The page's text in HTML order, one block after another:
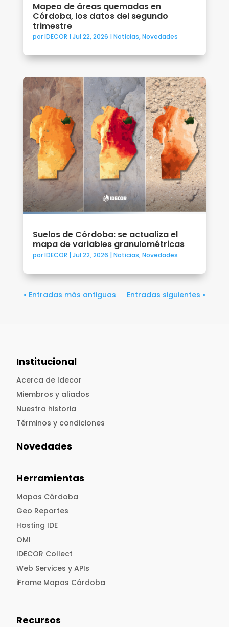
Mapeo de áreas quemadas en
Córdoba, los datos del segundo
trimestre
porIDECOR | Jul 22, 2026 | Noticias,Novedades
Suelos de Córdoba: se actualiza el
mapa de variables granulométricas
porIDECOR | Jul 22, 2026 | Noticias,Novedades
« Entradas más antiguas Entradas siguientes »
Institucional
Acerca de Idecor
Miembros y aliados
Nuestra historia
Términos y condiciones
Novedades
Herramientas
Mapas Córdoba
Geo Reportes
Hosting IDE
OMI
IDECOR Collect
Web Services y APIs
iFrame Mapas Córdoba
Recursos